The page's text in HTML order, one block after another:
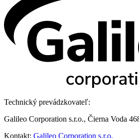
Technický prevádzkovateľ:
Galileo Corporation s.r.o., Čierna Voda
Kontakt: Galileo Corporation s.r.o.